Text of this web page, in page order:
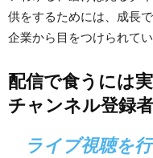
供をするためには、成長
企業から目をつけられて
配信で食うには
チャンネル登録
ライブ視聴を